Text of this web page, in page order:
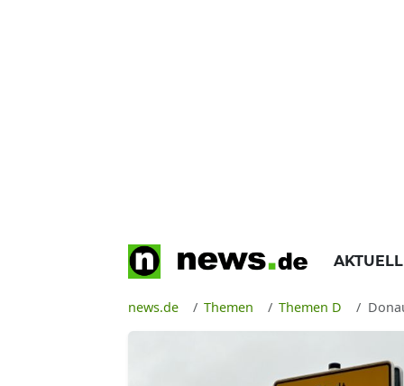
news.de Themen Themen D